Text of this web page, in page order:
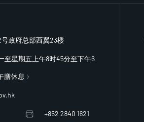
政府总部西翼23楼
至星期五上午8时45分至下午6
膳休息﹚
+852 2840 1621